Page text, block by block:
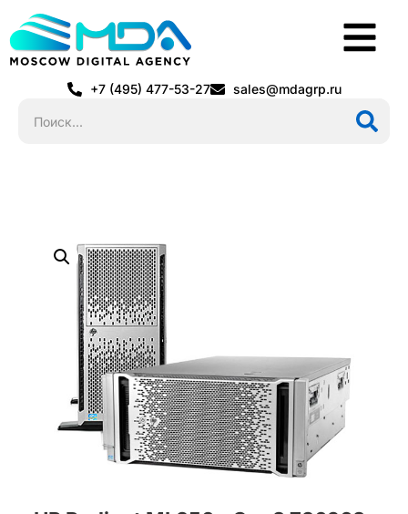
+7 (495) 477-53-27 sales@mdagrp.ru